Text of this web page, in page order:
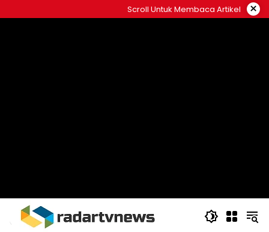
to
Scroll Untuk Membaca Artikel ×